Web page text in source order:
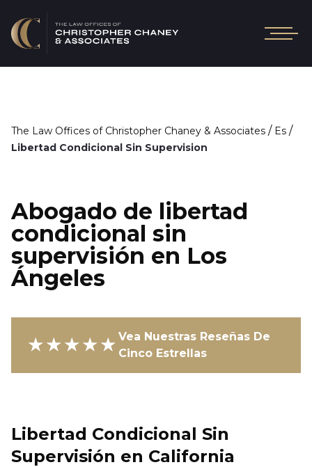
The Law Offices of Christopher Chaney & Associates / Es /
Libertad Condicional Sin Supervision
Abogado de libertad
condicional sin
supervisión en Los
Ángeles
★★★★★ Vea Nuestras Reseñas De
Cinco Estrellas
Libertad Condicional Sin
Supervisión en California